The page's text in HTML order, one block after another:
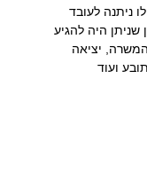
ניתנה לעובד
היה להגיע
יציאה
ועוד